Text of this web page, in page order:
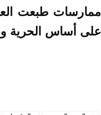
ممارسات طبعت
على أساس الحرية